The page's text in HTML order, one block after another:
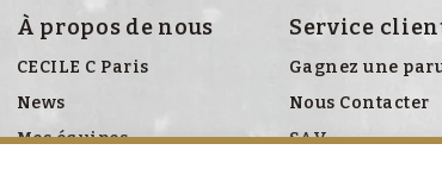
À propos de nous
CECILE C Paris
News
Mes équipes
Service
Gagnez une
Nous Contacter
SAV